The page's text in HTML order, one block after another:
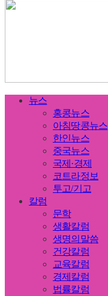
뉴스
홍콩뉴스
아침땅콩뉴스
한인뉴스
중국뉴스
국제·경제
코트라정보
투고/기고
칼럼
문학
생활칼럼
생명의말씀
건강칼럼
교육칼럼
경제칼럼
법률칼럼